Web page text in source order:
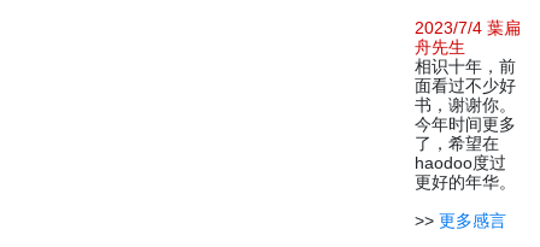
2023/7/4 葉扁
舟先生
相识十年，前
面看过不少好
书，谢谢你。
今年时间更多
了，希望在
haodoo度过
更好的年华。
>> 更多感言